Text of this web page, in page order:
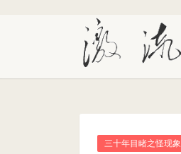
三十年目睹之怪现象